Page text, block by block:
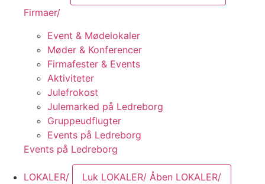
Firmaer/
Event & Mødelokaler
Møder & Konferencer
Firmafester & Events
Aktiviteter
Julefrokost
Julemarked på Ledreborg
Gruppeudflugter
Events på Ledreborg
Events på Ledreborg
LOKALER/ Luk LOKALER/ Åben LOKALER/